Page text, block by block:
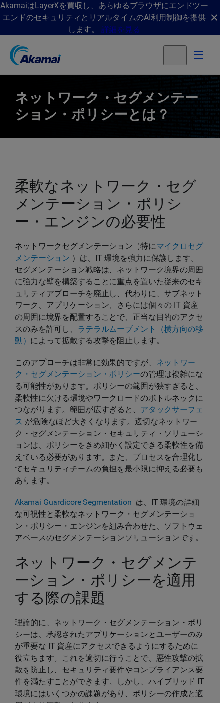
AkamaiはLayerXを買収し、あらゆるブラウザにエンドツー
エンドのセキュリティとリアルタイムのAI利用制御を提供
します。 詳細を見る
ネットワーク・セグメンテー
ション・ポリシーとは？
柔軟なネットワーク・セグ
メンテーション・ポリシ
ー・エンジンの必要性
ネットワークセグメンテーション（特にマイクロセグ
メンテーション ）は、IT 環境を強力に保護します。
セグメンテーション戦略は、ネットワーク境界の周囲
に強力な壁を構築することに重点を置いた従来のセキ
ュリティアプローチを廃止し、代わりに、サブネット
ワーク、アプリケーション、さらには個々の IT 資産
の周囲に境界を配置することで、正当な目的のアクセ
スのみを許可し、
ラテラルムーブメント（横方向の移
動） によって拡散する攻撃を阻止します。
このアプローチは非常に効果的ですが、 ネットワー
ク・セグメンテーション・ポリシーの管理は複雑にな
る可能性があります。ポリシーの範囲が狭すぎると、
柔軟性に欠ける環境やワークロードのボトルネックに
つながります。範囲が広すぎると、 アタックサーフェ
ス が危険なほど大きくなります。適切なネットワー
ク・セグメンテーション・セキュリティ・ソリューシ
ョンは、ポリシーをきめ細かく設定できる柔軟性を備
えている必要があります。また、プロセスを合理化し
てセキュリティチームの負担を最小限に抑える必要も
あります。
Akamai Guardicore Segmentation は、IT 環境の詳細
な可視性と柔軟なネットワーク・セグメンテーショ
ン・ポリシー・エンジンを組み合わせた、ソフトウェ
アベースのセグメンテーションソリューションです。
ネットワーク・セグメンテ
ーション・ポリシーを適用
する際の課題
理論的に、ネットワーク・セグメンテーション・ポリ
シーは、承認されたアプリケーションとユーザーのみ
が重要な IT 資産にアクセスできるようにするために
役立ちます。これを適切に行うことで、悪性攻撃の拡
散を防止し、セキュリティ要件やコンプライアンス要
件を満たすことができます。しかし、ハイブリッド IT
環境にはいくつかの課題があり、ポリシーの作成と適